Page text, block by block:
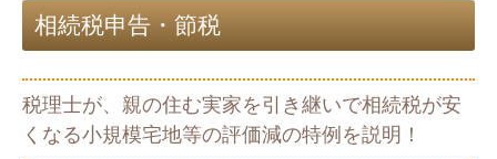
相続税申告・節税
税理士が、親の住む実家を引き継いで相続税が安
くなる小規模宅地等の評価減の特例を説明！